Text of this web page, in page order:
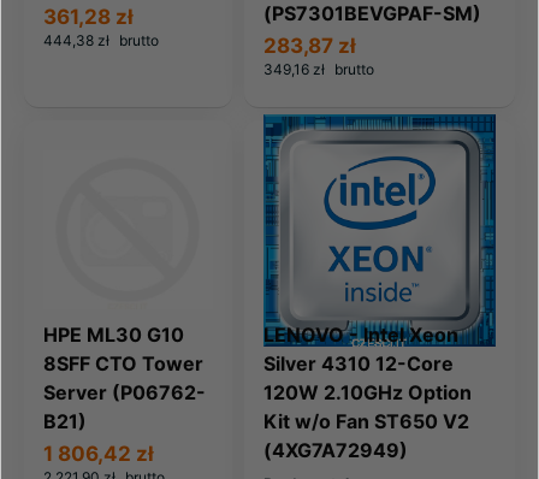
444,38 zł brutto
361,28 zł
(PS7301BEVGPAF-SM)
349,16 zł brutto
283,87 zł
HPE ML30 G10
8SFF CTO Tower
Server (P06762-
B21)
1 806,42 zł
LENOVO - Intel Xeon
Silver 4310 12-Core
120W 2.10GHz Option
Kit w/o Fan ST650 V2
(4XG7A72949)